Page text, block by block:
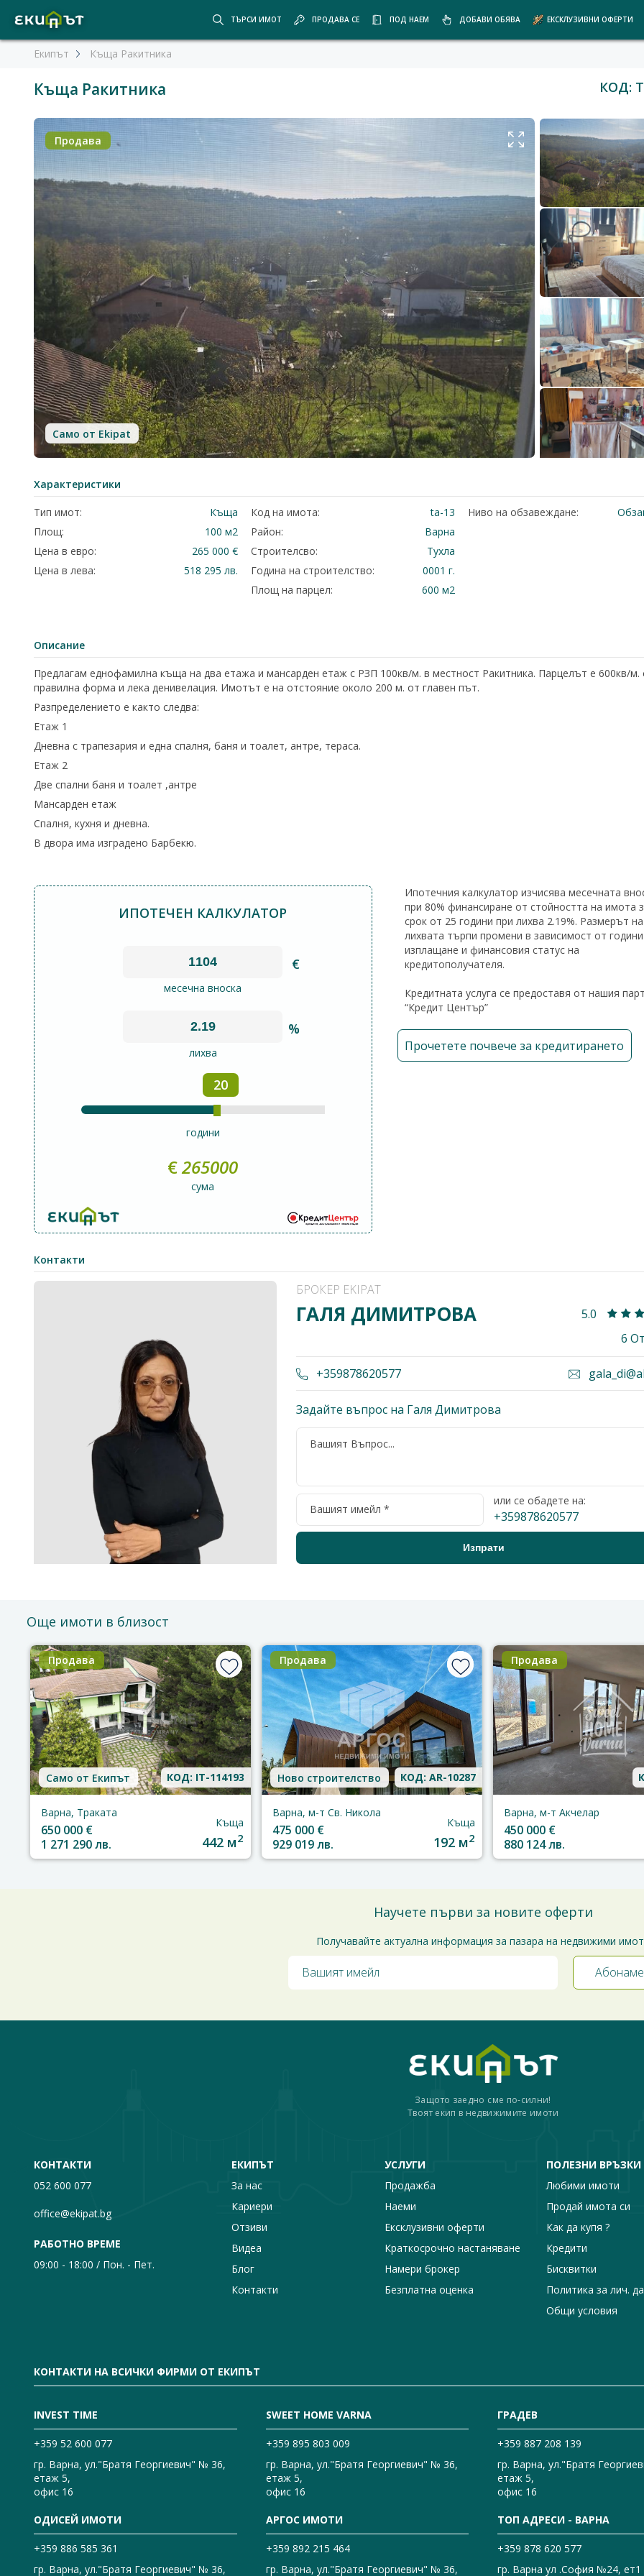
ТЪРСИ ИМОТ ПРОДАВА СЕ ПОД НАЕМ ДОБАВИ ОБЯВА ЕКСКЛУЗИВНИ ОФЕРТИ
Екипът Къща Ракитника
Къща Ракитника КОД:
Продава
Само от Ekipat
Характеристики
Тип имот:
Къща
Площ:
100 м2
Цена в евро:
265 000 €
Цена в лева:
518 295 лв.
Код на имота:
ta-13
Район:
Варна
Строителсво:
Тухла
Година на строителство:
0001 г.
Площ на парцел:
600 м2
Ниво на обзавеждане:
Описание
Предлагам еднофамилна къща на два етажа и мансарден етаж с РЗП 100кв/м. в местност Ракитника. Парцелът е 600кв/м.
правилна форма и лека денивелация. Имотът е на отстояние около 200 м. от главен път.
Разпределението е както следва:
Етаж 1
Дневна с трапезария и една спалня, баня и тоалет, антре, тераса.
Етаж 2
Две спални баня и тоалет ,антре
Мансарден етаж
Спалня, кухня и дневна.
В двора има изградено Барбекю.
ИПОТЕЧЕН КАЛКУЛАТОР
€
месечна вноска
%
лихва
20
години
€265000
сума
Ипотечния калкулатор изчисява месечната
при 80% финансиране от стойността на имота
срок от 25 години при лихва 2.19%. Размерът на
лихвата търпи промени в зависимост от
изплащане и финансовия статус на
кредитополучателя.
Кредитната услуга се предоставя от нашия
“Кредит Център”
Прочетете почвече за кредитирането
Контакти
БРОКЕР EKIPAT
ГАЛЯ ДИМИТРОВА
5.0
6
+359878620577
Задайте въпрос на Галя Димитрова
или се обадете на:
+359878620577
Още имоти в близост
Продава
Само от Екипът КОД: IT-114193
Варна, Траката
650 000 €
1 271 290 лв.
Къща
442 м2
Продава
Ново строителство КОД: AR-10287
Варна, м-т Св. Никола
475 000 €
929 019 лв.
Къща
192 м2
Продава
Варна, м-т Акчелар
450 000 €
880 124 лв.
Научете първи за новите оферти
Получавайте актуална информация за пазара на недвижими
Защото заедно сме по-силни!
Твоят екип в недвижимите имоти
КОНТАКТИ
052 600 077
office@ekipat.bg
РАБОТНО ВРЕМЕ
09:00 - 18:00 / Пон. - Пет.
ЕКИПЪТ
За нас
Кариери
Отзиви
Видеа
Блог
Контакти
УСЛУГИ
Продажба
Наеми
Ексклузивни оферти
Краткосрочно настаняване
Намери брокер
Безплатна оценка
ПОЛЕЗНИ ВРЪЗКИ
Любими имоти
Продай имота си
Как да купя ?
Кредити
Бисквитки
Политика за лич.
Общи условия
КОНТАКТИ НА ВСИЧКИ ФИРМИ ОТ ЕКИПЪТ
INVEST TIME
+359 52 600 077
гр. Варна, ул."Братя Георгиевич" № 36,
етаж 5,
офис 16
SWEET HOME VARNA
+359 895 803 009
гр. Варна, ул."Братя Георгиевич" № 36,
етаж 5,
офис 16
ГРАДЕВ
+359 887 208 139
гр. Варна, ул."Братя
етаж 5,
офис 16
ОДИСЕЙ ИМОТИ
+359 886 585 361
гр. Варна, ул."Братя Георгиевич" № 36,
АРГОС ИМОТИ
+359 892 215 464
гр. Варна, ул."Братя Георгиевич" № 36,
ТОП АДРЕСИ - ВАРНА
+359 878 620 577
гр. Варна ул .София №24, ет1